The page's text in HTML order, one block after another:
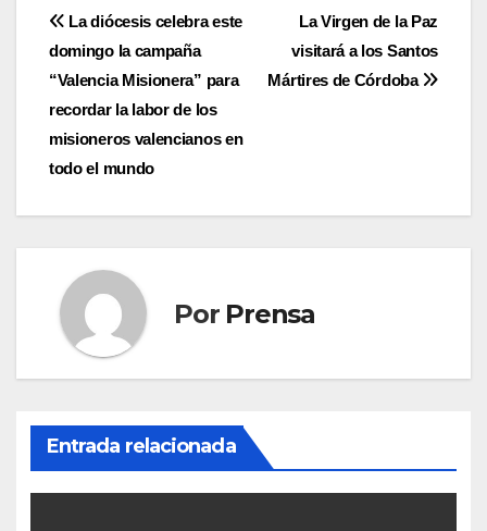
Navegación
de
entradas
La Virgen de la Paz
visitará a los Santos
Mártires de Córdoba
La diócesis celebra este
domingo la campaña
“Valencia Misionera” para
recordar la labor de los
misioneros valencianos en
todo el mundo
Por Prensa
Entrada relacionada